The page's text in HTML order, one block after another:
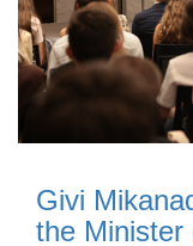
Givi
the Minister